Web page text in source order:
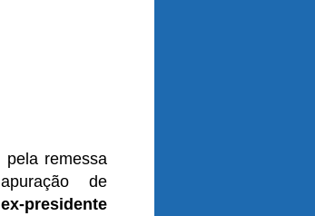
pela remessa
de
ex-presidente